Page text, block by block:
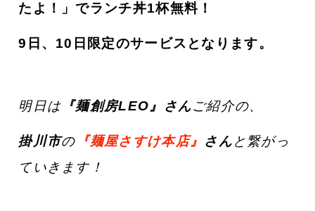
たよ！」でランチ丼1杯無料！
9日、10日限定のサービスとなります。
明日は 『麺創房LEO』さんご紹介の、
掛川市の 『麺屋さすけ本店』 さんと繋がっ
ていきます！